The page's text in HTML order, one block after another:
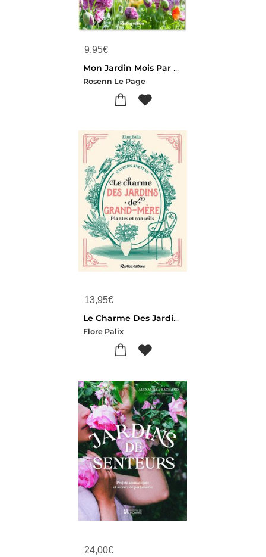
9,95€
Mon Jardin Mois Par Mois
Rosenn Le Page
13,95€
Le Charme Des Jardins De Grand-mere
Flore Palix
24,00€